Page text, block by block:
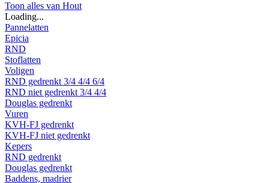
Toon alles van Hout
Loading...
Pannelatten
Epicia
RND
Stoflatten
Voligen
RND gedrenkt 3/4 4/4 6/4
RND niet gedrenkt 3/4 4/4
Douglas gedrenkt
Vuren
KVH-FJ gedrenkt
KVH-FJ niet gedrenkt
Kepers
RND gedrenkt
Douglas gedrenkt
Baddens, madrier